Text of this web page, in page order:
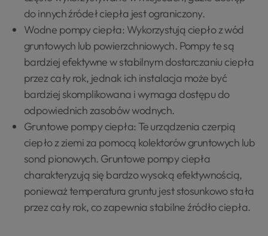
do innych źródeł ciepła jest ograniczony.
Wodne pompy ciepła: Wykorzystują ciepło z wód
gruntowych lub powierzchniowych. Pompy te są
bardziej efektywne w stabilnym dostarczaniu ciepła
przez cały rok, jednak ich instalacja może być
bardziej skomplikowana i wymaga dostępu do
odpowiednich zasobów wodnych.
Gruntowe pompy ciepła: Te urządzenia czerpią
ciepło z ziemi za pomocą kolektorów gruntowych lub
sond pionowych. Gruntowe pompy ciepła
charakteryzują się bardzo wysoką efektywnością,
ponieważ temperatura gruntu jest stosunkowo stała
przez cały rok, co zapewnia stabilne źródło ciepła.